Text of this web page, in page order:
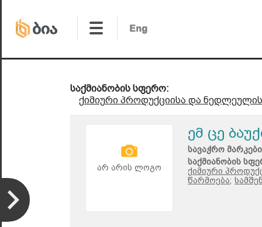
საქმიანობის სფერო:
ქიმიური პროდუქციისა და
არ არის ლოგო
ემ ცე
სავაჭრო
საქმიანობის
ქიმიური
წარმოება;